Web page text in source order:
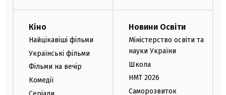
Кіно
Найцікавіші фільми
Українські фільми
Фільми на вечір
Комедії
Новини Освіти
Міністерство освіти та
науки України
Школа
НМТ 2026
Саморозвиток